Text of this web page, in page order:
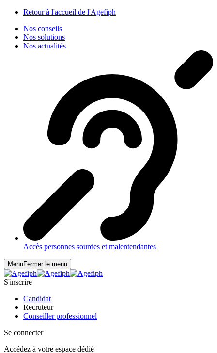
Retour à l'accueil de l'Agefiph
Nos conseils
Nos solutions
Nos actualités
Accès personnes sourdes et malentendantes
MenuFermer le menu
S'inscrire
Candidat
Recruteur
Conseiller professionnel
Se connecter
Accédez à votre espace dédié